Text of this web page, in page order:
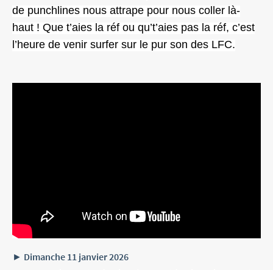
de punchlines nous attrape pour nous coller là-
haut ! Que t’aies la réf ou qu’t’aies pas la réf, c’est
l’heure de venir surfer sur le pur son des LFC.
► Dimanche 11 janvier 2026